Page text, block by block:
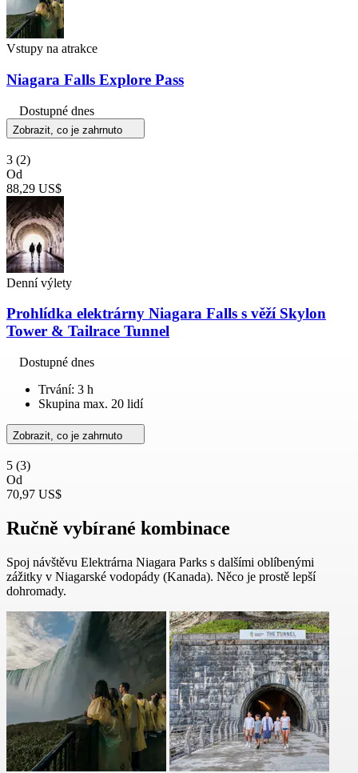
Vstupy na atrakce
Niagara Falls Explore Pass
Dostupné dnes
Zobrazit, co je zahrnuto
3 (2)
Od
88,29 US$
Denní výlety
Prohlídka elektrárny Niagara Falls s věží Skylon
Tower & Tailrace Tunnel
Dostupné dnes
Trvání: 3 h
Skupina max. 20 lidí
Zobrazit, co je zahrnuto
5 (3)
Od
70,97 US$
Ručně vybírané kombinace
Spoj návštěvu Elektrárna Niagara Parks s dalšími oblíbenými
zážitky v Niagarské vodopády (Kanada). Něco je prostě lepší
dohromady.